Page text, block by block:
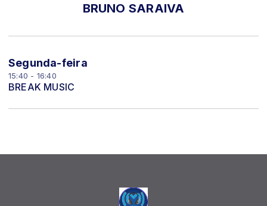
BRUNO SARAIVA
Segunda-feira
15:40 - 16:40
BREAK MUSIC